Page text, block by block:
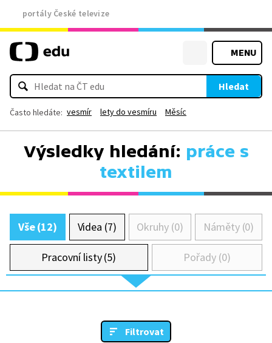
portály České televize
MENU
Hledat
Často hledáte: vesmír lety do vesmíru Měsíc
Výsledky hledání: práce s
textilem
Vše (12) Videa (7) Okruhy (0) Náměty (0)
Pracovní listy (5) Pořady (0)
Filtrovat